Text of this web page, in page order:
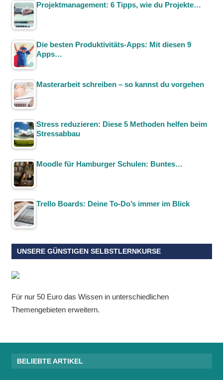
Projektmanagement: 6 Tipps, wie du Projekte…
Die besten Produktivitäts-Apps: Mit diesen 9
Apps…
Masterarbeit schreiben – so kannst du vorgehen
Stress reduzieren: Diese 5 Methoden helfen beim
Stressabbau
Moodle für Hamburger Schulen: Buntes…
Trello Boards: Deine To-Do’s immer im Blick
UNSERE GÜNSTIGEN SELBSTLERNKURSE
Für nur 50 Euro das Wissen in unterschiedlichen
Themengebieten erweitern.
BELIEBTE ARTIKEL